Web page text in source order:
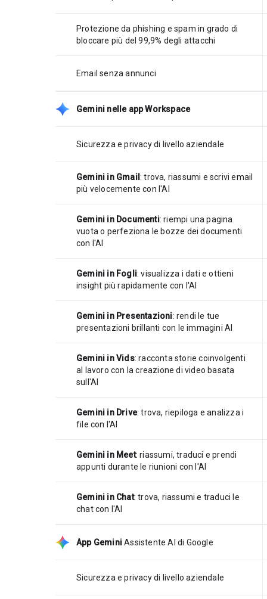
Protezione da phishing e spam in grado di
bloccare più del 99,9% degli attacchi
Email senza annunci
Gemini nelle app Workspace
Sicurezza e privacy di livello aziendale
Gemini in Gmail : trova, riassumi e scrivi email
più velocemente con l'AI
Gemini in Documenti: riempi una pagina
vuota o perfeziona le bozze dei documenti
con l'AI
Gemini in Fogli: visualizza i dati e ottieni
insight più rapidamente con l'AI
Gemini in Presentazioni: rendi le tue
presentazioni brillanti con le immagini AI
Gemini in Vids: racconta storie coinvolgenti
al lavoro con la creazione di video basata
sull'AI
Gemini in Drive: trova, riepiloga e analizza i
file con l'AI
Gemini in Meet: riassumi, traduci e prendi
appunti durante le riunioni con l'AI
Gemini in Chat: trova, riassumi e traduci le
chat con l'AI
App Gemini Assistente AI di Google
Sicurezza e privacy di livello aziendale